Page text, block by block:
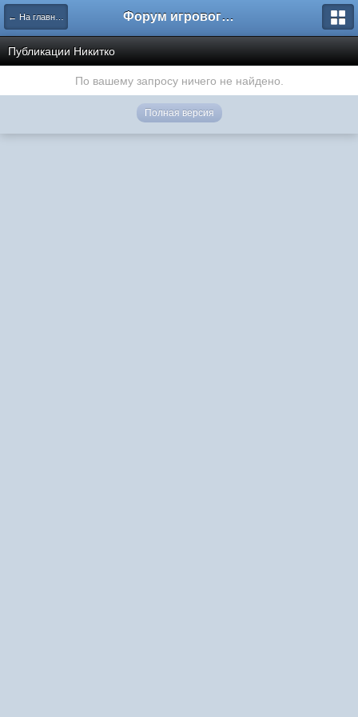
← На главную Форум игрового проекта Riverrise
Публикации Никитко
По вашему запросу ничего не найдено.
Полная версия